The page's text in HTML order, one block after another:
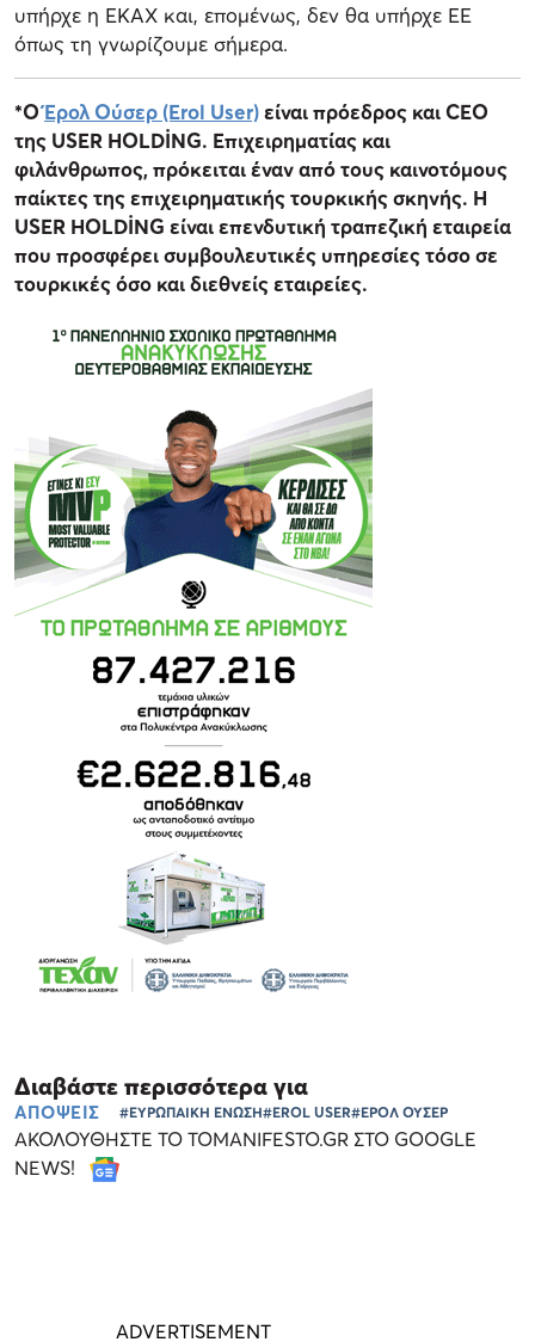
υπήρχε η ΕΚΑΧ και, επομένως, δεν θα υπήρχε ΕΕ
όπως τη γνωρίζουμε σήμερα.
*OΈρολ Ούσερ (Erol User)είναι πρόεδρος και CEO
της USER HOLDİNG. Επιχειρηματίας και
φιλάνθρωπος, πρόκειται έναν από τους καινοτόμους
παίκτες της επιχειρηματικής τουρκικής σκηνής. Η
USER HOLDİNG είναι επενδυτική τραπεζική εταιρεία
που προσφέρει συμβουλευτικές υπηρεσίες τόσο σε
τουρκικές όσο και διεθνείς εταιρείες.
Διαβάστε περισσότερα για
ΑΠΟΨΕΙΣ #ΕΥΡΩΠΑΙΚΗ ΕΝΩΣΗ#EROL USER#ΕΡΟΛ ΟΥΣΕΡ
ΑΚΟΛΟΥΘΗΣΤΕ ΤΟ TOMANIFESTO.GR ΣΤΟ GOOGLE
NEWS!